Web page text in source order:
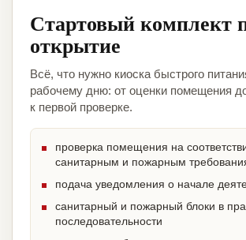
Стартовый комплект
открытие
Всё, что нужно киоска быстрого
рабочему дню: от оценки помещения
к первой проверке.
проверка помещения на
санитарным и пожарным
подача уведомления о начале
санитарный и пожарный блоки в
последовательности